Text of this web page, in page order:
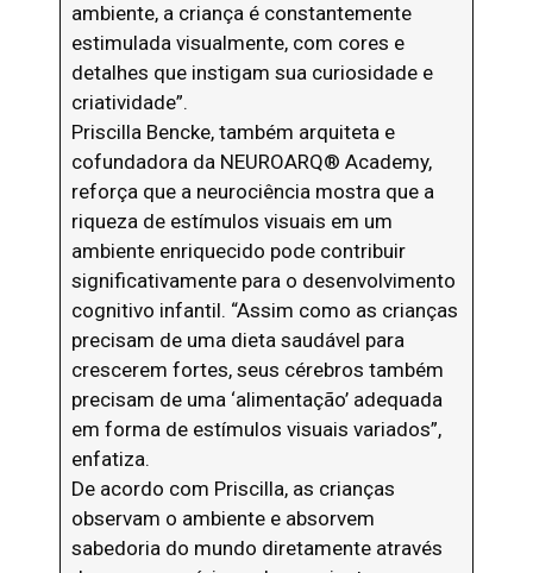
ambiente, a criança é constantemente
estimulada visualmente, com cores e
detalhes que instigam sua curiosidade e
criatividade”.
Priscilla Bencke, também arquiteta e
cofundadora da NEUROARQ®️ Academy,
reforça que a neurociência mostra que a
riqueza de estímulos visuais em um
ambiente enriquecido pode contribuir
significativamente para o desenvolvimento
cognitivo infantil. “Assim como as crianças
precisam de uma dieta saudável para
crescerem fortes, seus cérebros também
precisam de uma ‘alimentação’ adequada
em forma de estímulos visuais variados”,
enfatiza.
De acordo com Priscilla, as crianças
observam o ambiente e absorvem
sabedoria do mundo diretamente através